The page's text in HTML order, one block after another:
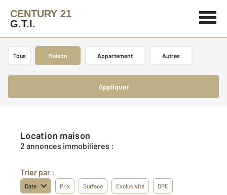
CENTURY 21
G.T.I.
Tous Maison Appartement Autres
Appliquer
Location maison
2 annonces immobilières :
Trier par :
Date Prix Surface Exclusivité DPE